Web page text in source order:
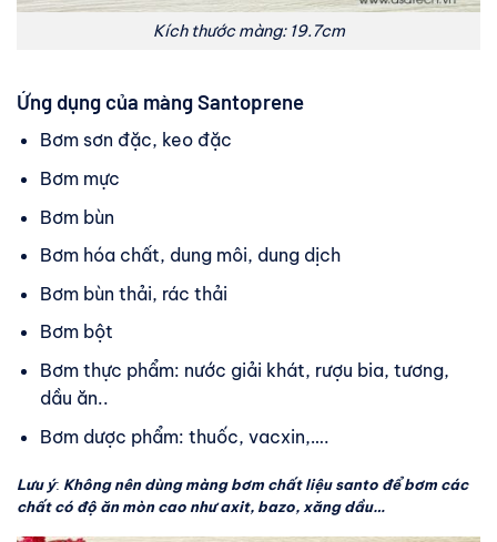
Kích thước màng: 19.7cm
Ứng dụng của màng Santoprene
Bơm sơn đặc, keo đặc
Bơm mực
Bơm bùn
Bơm hóa chất, dung môi, dung dịch
Bơm bùn thải, rác thải
Bơm bột
Bơm thực phẩm: nước giải khát, rượu bia, tương,
dầu ăn..
Bơm dược phẩm: thuốc, vacxin,….
Lưu ý: Không nên dùng màng bơm chất liệu santo để bơm các
chất có độ ăn mòn cao như axit, bazo, xăng dầu…